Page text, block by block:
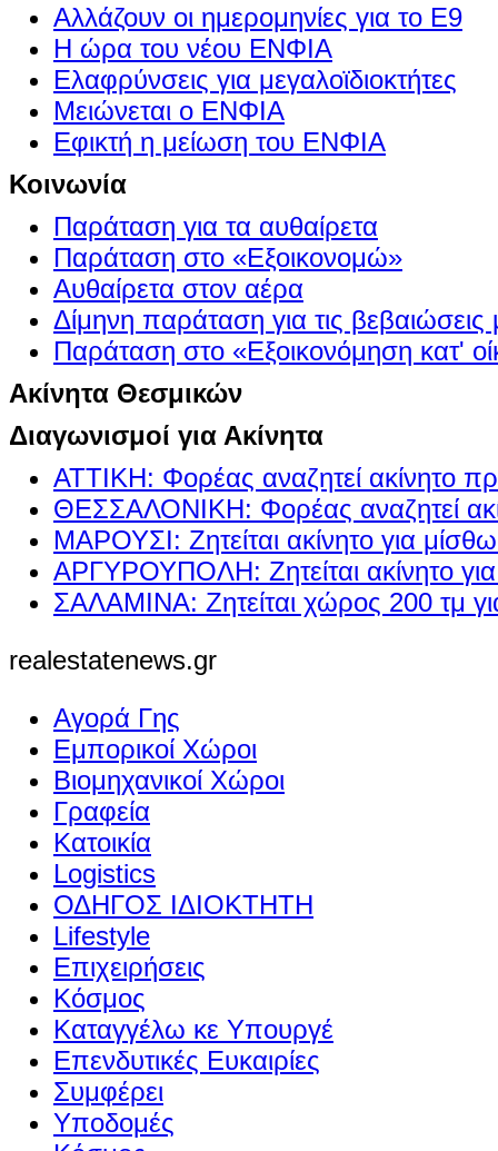
Αλλάζουν οι ημερομηνίες για το Ε9
Η ώρα του νέου ΕΝΦΙΑ
Ελαφρύνσεις για μεγαλοϊδιοκτήτες
Μειώνεται ο ΕΝΦΙΑ
Εφικτή η μείωση του ΕΝΦΙΑ
Κοινωνία
Παράταση για τα αυθαίρετα
Παράταση στο «Εξοικονομώ»
Αυθαίρετα στον αέρα
Δίμηνη παράταση για τις βεβαιώσεις
Παράταση στο «Εξοικονόμηση κατ'
Ακίνητα Θεσμικών
Διαγωνισμοί για Ακίνητα
ΑΤΤΙΚΗ: Φορέας αναζητεί ακίνητο
ΘΕΣΣΑΛΟΝΙΚΗ: Φορέας αναζητεί
ΜΑΡΟΥΣΙ: Ζητείται ακίνητο για
ΑΡΓΥΡΟΥΠΟΛΗ: Ζητείται ακίνητο
ΣΑΛΑΜΙΝΑ: Ζητείται χώρος 200 τμ
realestatenews.gr
Αγορά Γης
Εμπορικοί Χώροι
Βιομηχανικοί Χώροι
Γραφεία
Κατοικία
Logistics
ΟΔΗΓΟΣ ΙΔΙΟΚΤΗΤΗ
Lifestyle
Επιχειρήσεις
Κόσμος
Καταγγέλω κε Υπουργέ
Επενδυτικές Ευκαιρίες
Συμφέρει
Υποδομές